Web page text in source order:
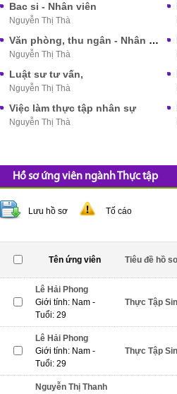
Bac si - Nhân viên
Nguyễn Thị Thà
Văn phòng, thu ngân - Nhân viên
Nguyễn Thị Thà
Luật sư tư vấn,
Nguyễn Thị Thà
Việc làm thực tập nhân sự
Nguyễn Thị Thà
Hồ sơ ứng viên ngành Thực tập
Lưu hồ sơ Tố cáo
Tên ứng viên Tiêu đề hồ
Lê Hải Phong
Giới tính: Nam -
Tuổi: 29
Thực Tập
Lê Hải Phong
Giới tính: Nam -
Tuổi: 29
Thực Tập
Nguyễn Thị Thanh